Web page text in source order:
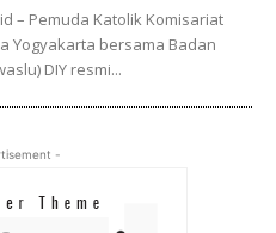
– Pemuda Katolik Komisariat
Yogyakarta bersama Badan
DIY resmi...
-